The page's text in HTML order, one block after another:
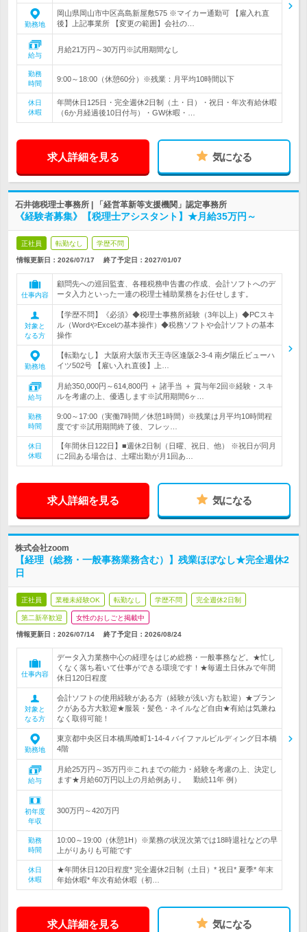
勤務地
岡山県岡山市中区高島新屋敷575 ※マイカー通勤可 【雇入れ直
後】上記事業所 【変更の範囲】会社の…
給与
月給21万円～30万円※試用期間なし
勤務
時間
9:00～18:00（休憩60分）※残業：月平均10時間以下
休日
休暇
年間休日125日・完全週休2日制（土・日）・祝日・年次有給休暇
（6か月経過後10日付与）・GW休暇・…
求人詳細を見る 気になる
石井徳税理士事務所 | 「経営革新等支援機関」認定事務所
《経験者募集》【税理士アシスタント】★月給35万円～
正社員 転勤なし 学歴不問
情報更新日：2026/07/17 終了予定日： 2027/01/07
仕事内容
顧問先への巡回監査、各種税務申告書の作成、会計ソフトへのデ
ータ入力といった一連の税理士補助業務をお任せします。
対象と
なる方
【学歴不問】《必須》◆税理士事務所経験（3年以上）◆PCスキ
ル（WordやExcelの基本操作）◆税務ソフトや会計ソフトの基本
操作
勤務地
【転勤なし】 大阪府大阪市天王寺区逢阪2-3-4 南夕陽丘ビューハ
イツ502号 【雇い入れ直後】上…
給与
月給350,000円～614,800円 ＋ 諸手当 ＋ 賞与年2回※経験・スキ
ルを考慮の上、優遇します※試用期間6ヶ…
勤務
時間
9:00～17:00（実働7時間／休憩1時間）※残業は月平均10時間程
度です※試用期間終了後、フレッ…
休日
休暇
【年間休日122日】■週休2日制（日曜、祝日、他） ※祝日が同月
に2回ある場合は、土曜出勤が月1回あ…
求人詳細を見る 気になる
株式会社zoom
【経理（総務・一般事務業務含む）】残業ほぼなし★完全週休2
日
正社員 業種未経験OK 転勤なし 学歴不問 完全週休2日制
第二新卒歓迎 女性のおしごと掲載中
情報更新日：2026/07/14 終了予定日： 2026/08/24
仕事内容
データ入力業務中心の経理をはじめ総務・一般事務など。★忙し
くなく落ち着いて仕事ができる環境です！★毎週土日休みで年間
休日120日程度
対象と
なる方
会計ソフトの使用経験がある方（経験が浅い方も歓迎）★ブラン
クがある方大歓迎★服装・髪色・ネイルなど自由★有給は気兼ね
なく取得可能！
勤務地
東京都中央区日本橋馬喰町1-14-4 バイファルビルディング日本橋
4階
給与
月給25万円～35万円※これまでの能力・経験を考慮の上、決定し
ます★月給60万円以上の月給例あり。 勤続11年 例）
初年度
年収
300万円～420万円
勤務
時間
10:00～19:00（休憩1H）※業務の状況次第では18時退社などの早
上がりありも可能です
休日
休暇
★年間休日120日程度* 完全週休2日制（土日）* 祝日* 夏季* 年末
年始休暇* 年次有給休暇（初…
求人詳細を見る 気になる